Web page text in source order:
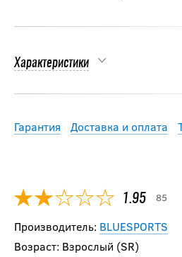
Характеристики
Гарантия Доставка и оплата
1.95 85
Производитель: BLUESPORTS
Возраст: Взрослый (SR)